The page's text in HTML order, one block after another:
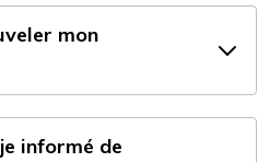
mon
informé de